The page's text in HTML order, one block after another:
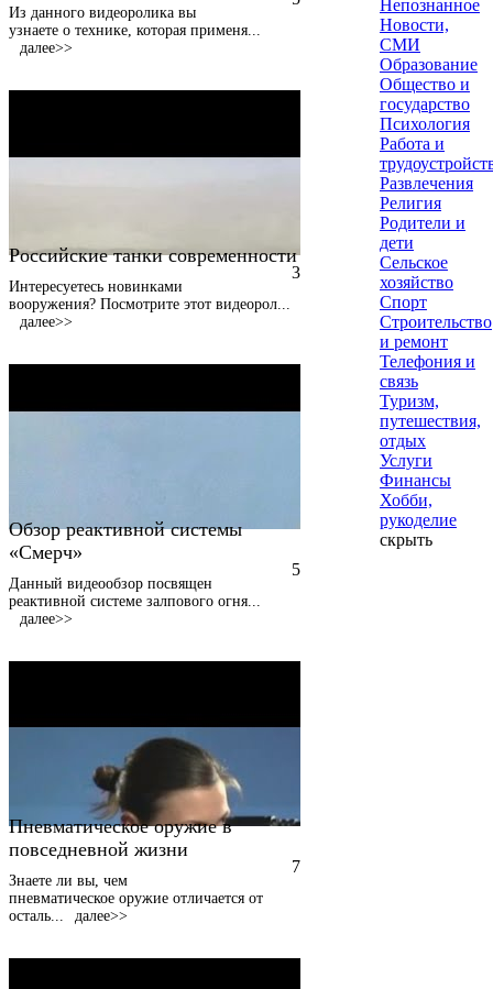
Непознанное
Новости,
СМИ
Образование
Общество и
государство
Психология
Работа и
Развлечения
Религия
Родители и
дети
Сельское
хозяйство
Спорт
Строительство
и ремонт
Телефония и
связь
Туризм,
путешествия,
отдых
Услуги
Финансы
Хобби,
рукоделие
скрыть
Из данного видеоролика вы
узнаете о технике, которая применя
далее>>
Российские танки современности
3
Интересуетесь новинками
вооружения? Посмотрите этот видеорол
далее>>
Обзор реактивной системы
«Смерч»
5
Данный видеообзор посвящен
реактивной системе залпового огня
далее>>
Пневматическое оружие в
повседневной жизни
7
Знаете ли вы, чем
пневматическое оружие отличается от
осталь
далее>>